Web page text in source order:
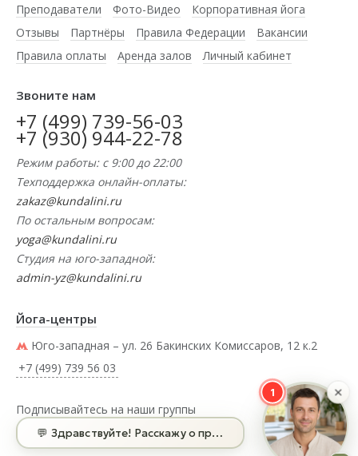
Преподаватели
Фото-Видео
Корпоративная йога
Отзывы
Партнёры Правила Федерации
Вакансии
Правила оплаты
Аренда залов Личный кабинет
Звоните нам
+7 (499) 739-56-03
+7 (930) 944-22-78
Режим работы: с 9:00 до 22:00
Техподдержка онлайн-оплаты:
zakaz@kundalini.ru
По остальным вопросам:
yoga@kundalini.ru
Студия на юго-западной:
admin-yz@kundalini.ru
Йога-центры
Юго-западная – ул. 26 Бакинских Комиссаров, 12 к.2
+7 (499) 739 56 03
Подписывайтесь на наши группы
💬 Здравствуйте! Расскажу о проекте и ценах —
1 ×